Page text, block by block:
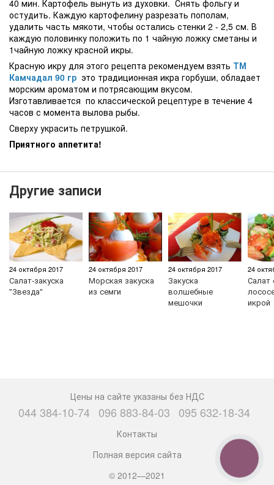
40 мин. Картофель вынуть из духовки. Снять фольгу и
остудить. Каждую картофелину разрезать пополам,
удалить часть мякоти, чтобы остались стенки 2 - 2,5 см. В
каждую половинку положить по 1 чайную ложку сметаны и
1чайную ложку красной икры.
Красную икру для этого рецепта рекомендуем взять ТМ
Камчадал 90 гр это традиционная икра горбуши, обладает
морским ароматом и потрясающим вкусом.
Изготавливается по классической рецептуре в течение 4
часов с момента вылова рыбы.
Сверху украсить петрушкой.
Приятного аппетита!
Другие записи
24 октября 2017
Салат-закуска
"Звезда"
24 октября 2017
Морская закуска
из семги
24 октября 2017
Закуска
волшебные
мешочки
24
Салат
икрой
Цены на сайте указаны без НДС
044 384-10-74 096 883-84-03 095 632-18-34
Контакты
Полная версия сайта
© 2012—2021